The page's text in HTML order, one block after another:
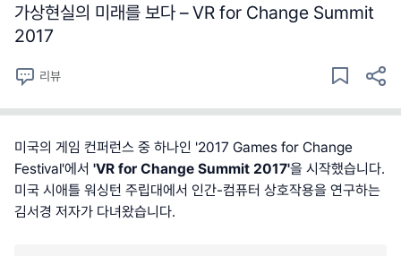
가상현실의 미래를 보다 – VR for Change Summit
2017
리뷰
미국의 게임 컨퍼런스 중 하나인 '2017 Games for Change
Festival'에서 'VR for Change Summit 2017'을 시작했습니다.
미국 시애틀 워싱턴 주립대에서 인간-컴퓨터 상호작용을 연구하는
김서경 저자가 다녀왔습니다.